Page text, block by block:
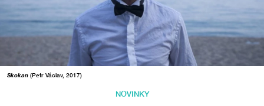
Skokan (Petr Václav, 2017)
NOVINKY